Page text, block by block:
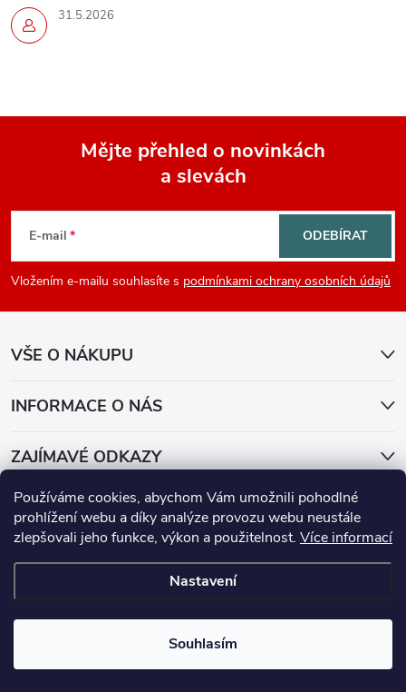
Používáme cookies, abychom Vám umožnili pohodlné
prohlížení webu a díky analýze provozu webu neustále
zlepšovali jeho funkce, výkon a použitelnost. Více informací
Nastavení
Souhlasím
s
31.5.2026
p
a
Mějte přehled o novinkách
a slevách
E-mail
Vložením e-mailu souhlasíte s podmínkami ochrany osobních údajů
ODEBÍRAT
VŠE O NÁKUPU
INFORMACE O NÁS
ZAJÍMAVÉ ODKAZY
Přijímáme online platby
Copyright 2026E-lenovo. Všechna práva vyhrazena.